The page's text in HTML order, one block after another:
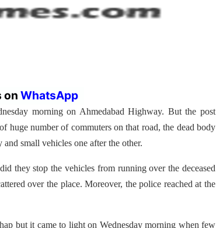
on WhatsApp
morning on Ahmedabad Highway. But the post
huge number of commuters on that road, the dead body
small vehicles one after the other.
they stop the vehicles from running over the deceased
over the place. Moreover, the police reached at the
but it came to light on Wednesday morning when few